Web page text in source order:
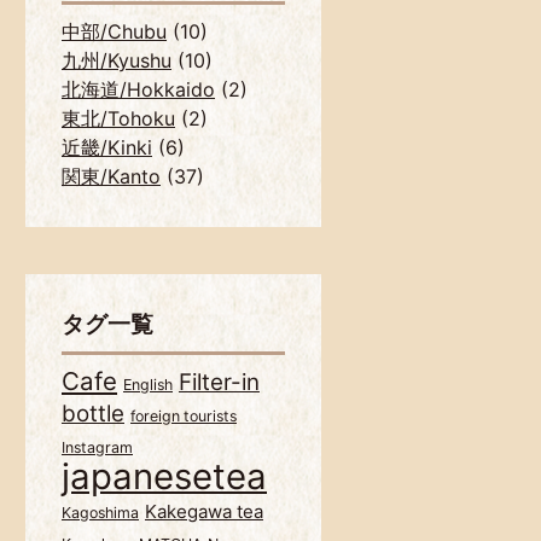
中部/Chubu (10)
九州/Kyushu (10)
北海道/Hokkaido (2)
東北/Tohoku (2)
近畿/Kinki (6)
関東/Kanto (37)
タグ一覧
Cafe English Filter-in
bottle foreign tourists
Instagram
japanesetea
Kagoshima Kakegawa tea